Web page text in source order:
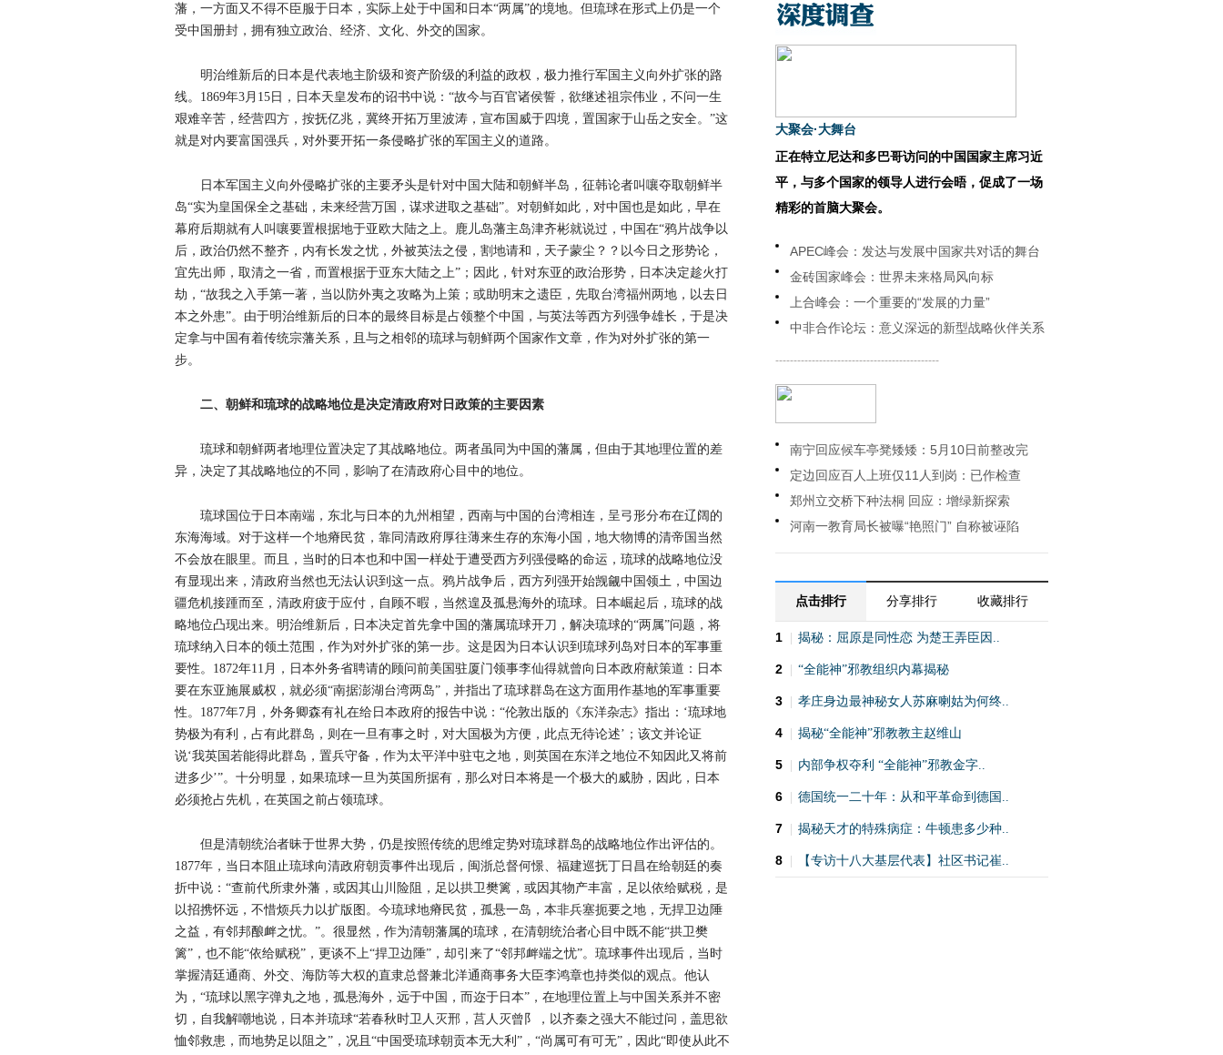
大聚会·大舞台
正在特立尼达和多巴哥访问的中国国家主席习近
平，与多个国家的领导人进行会晤，促成了一场
精彩的首脑大聚会。
APEC峰会：发达与发展中国家共对话的舞台
金砖国家峰会：世界未来格局风向标
上合峰会：一个重要的“发展的力量”
中非合作论坛：意义深远的新型战略伙伴关系
---------------------------------------------
南宁回应候车亭凳矮矮：5月10日前整改完
定边回应百人上班仅11人到岗：已作检查
郑州立交桥下种法桐 回应：增绿新探索
河南一教育局长被曝“艳照门” 自称被诬陷
点击排行 分享排行 收藏排行
1 揭秘：屈原是同性恋 为楚王弄臣因..
2 “全能神”邪教组织内幕揭秘
3 孝庄身边最神秘女人苏麻喇姑为何终..
4 揭秘“全能神”邪教教主赵维山
5 内部争权夺利 “全能神”邪教金字..
6 德国统一二十年：从和平革命到德国..
7 揭秘天才的特殊病症：牛顿患多少种..
8 【专访十八大基层代表】社区书记崔..
藩，一方面又不得不臣服于日本，实际上处于中国和日本“两属”的境地。但琉球在形式上仍是一个
受中国册封，拥有独立政治、经济、文化、外交的国家。
明治维新后的日本是代表地主阶级和资产阶级的利益的政权，极力推行军国主义向外扩张的路
线。1869年3月15日，日本天皇发布的诏书中说：“故今与百官诸侯誓，欲继述祖宗伟业，不问一生
艰难辛苦，经营四方，按抚亿兆，冀终开拓万里波涛，宣布国威于四境，置国家于山岳之安全。”这
就是对内要富国强兵，对外要开拓一条侵略扩张的军国主义的道路。
日本军国主义向外侵略扩张的主要矛头是针对中国大陆和朝鲜半岛，征韩论者叫嚷夺取朝鲜半
岛“实为皇国保全之基础，未来经营万国，谋求进取之基础”。对朝鲜如此，对中国也是如此，早在
幕府后期就有人叫嚷要置根据地于亚欧大陆之上。鹿儿岛藩主岛津齐彬就说过，中国在“鸦片战争以
后，政治仍然不整齐，内有长发之忧，外被英法之侵，割地请和，天子蒙尘？？以今日之形势论，
宜先出师，取清之一省，而置根据于亚东大陆之上”；因此，针对东亚的政治形势，日本决定趁火打
劫，“故我之入手第一著，当以防外夷之攻略为上策；或助明末之遗臣，先取台湾福州两地，以去日
本之外患”。由于明治维新后的日本的最终目标是占领整个中国，与英法等西方列强争雄长，于是决
定拿与中国有着传统宗藩关系，且与之相邻的琉球与朝鲜两个国家作文章，作为对外扩张的第一
步。
二、朝鲜和琉球的战略地位是决定清政府对日政策的主要因素
琉球和朝鲜两者地理位置决定了其战略地位。两者虽同为中国的藩属，但由于其地理位置的差
异，决定了其战略地位的不同，影响了在清政府心目中的地位。
琉球国位于日本南端，东北与日本的九州相望，西南与中国的台湾相连，呈弓形分布在辽阔的
东海海域。对于这样一个地瘠民贫，靠同清政府厚往薄来生存的东海小国，地大物博的清帝国当然
不会放在眼里。而且，当时的日本也和中国一样处于遭受西方列强侵略的命运，琉球的战略地位没
有显现出来，清政府当然也无法认识到这一点。鸦片战争后，西方列强开始觊觎中国领土，中国边
疆危机接踵而至，清政府疲于应付，自顾不暇，当然遑及孤悬海外的琉球。日本崛起后，琉球的战
略地位凸现出来。明治维新后，日本决定首先拿中国的藩属琉球开刀，解决琉球的“两属”问题，将
琉球纳入日本的领土范围，作为对外扩张的第一步。这是因为日本认识到琉球列岛对日本的军事重
要性。1872年11月，日本外务省聘请的顾问前美国驻厦门领事李仙得就曾向日本政府献策道：日本
要在东亚施展威权，就必须“南据澎湖台湾两岛”，并指出了琉球群岛在这方面用作基地的军事重要
性。1877年7月，外务卿森有礼在给日本政府的报告中说：“伦敦出版的《东洋杂志》指出：‘琉球地
势极为有利，占有此群岛，则在一旦有事之时，对大国极为方便，此点无待论述’；该文并论证
说‘我英国若能得此群岛，置兵守备，作为太平洋中驻屯之地，则英国在东洋之地位不知因此又将前
进多少’”。十分明显，如果琉球一旦为英国所据有，那么对日本将是一个极大的威胁，因此，日本
必须抢占先机，在英国之前占领琉球。
但是清朝统治者昧于世界大势，仍是按照传统的思维定势对琉球群岛的战略地位作出评估的。
1877年，当日本阻止琉球向清政府朝贡事件出现后，闽浙总督何憬、福建巡抚丁日昌在给朝廷的奏
折中说：“查前代所隶外藩，或因其山川险阻，足以拱卫樊篱，或因其物产丰富，足以依给赋税，是
以招携怀远，不惜烦兵力以扩版图。今琉球地瘠民贫，孤悬一岛，本非兵塞扼要之地，无捍卫边陲
之益，有邻邦酿衅之忧。”。很显然，作为清朝藩属的琉球，在清朝统治者心目中既不能“拱卫樊
篱”，也不能“依给赋税”，更谈不上“捍卫边陲”，却引来了“邻邦衅端之忧”。琉球事件出现后，当时
掌握清廷通商、外交、海防等大权的直隶总督兼北洋通商事务大臣李鸿章也持类似的观点。他认
为，“琉球以黑字弹丸之地，孤悬海外，远于中国，而迩于日本”，在地理位置上与中国关系并不密
切，自我解嘲地说，日本并琉球“若春秋时卫人灭邢，莒人灭曾阝，以齐秦之强大不能过问，盖思欲
恤邻救患，而地势足以阻之”，况且“中国受琉球朝贡本无大利”，“尚属可有可无”，因此“即使从此不